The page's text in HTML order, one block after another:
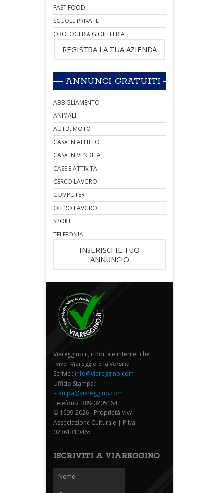
FAST FOOD
SCUOLE PRIVATE
OROLOGERIA GIOIELLERIA
REGISTRA LA TUA AZIENDA
ANNUNCI GRATUITI
ABBIGLIAMENTO
ANIMALI
AUTO, MOTO
CASA IN AFFITTO
CASA IN VENDITA
CASE E ATTIVITA'
CERCO LAVORO
COMPUTER
OFFRO LAVORO
SPORT
TELEFONIA
INSERISCI IL TUO
ANNUNCIO
Viareggino.it, il Portale internet che
"vive" Viareggio e la Versilia
Scrivici: info@viareggino.com
Ufficio Stampa:
stampa@viareggino.com
Telefono: 389-0205164
© 1999-2026 - Proprietà Viva
Associazione Culturale | P.Iva
02361310465
ISCRIVITI A VIAREGGINO